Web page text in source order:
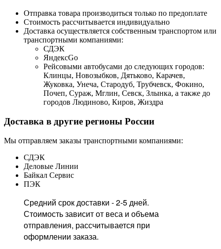
Отправка товара производиться только по предоплате
Стоимость рассчитывается индивидуально
Доставка осуществляется собственным транспортом или
транспортными компаниями:
СДЭК
ЯндексGo
Рейсовыми автобусами до следующих городов:
Клинцы, Новозыбков, Дятьково, Карачев,
Жуковка, Унеча, Стародуб, Трубчевск, Фокино,
Почеп, Сураж, Мглин, Севск, Злынка, а также до
городов Людиново, Киров, Жиздра
Доставка в другие регионы России
Мы отправляем заказы транспортными компаниями:
СДЭК
Деловые Линии
Байкал Сервис
ПЭК
Средний срок доставки - 2-5 дней.
Стоимость зависит от веса и объема
отправления, рассчитывается при
оформлении заказа.